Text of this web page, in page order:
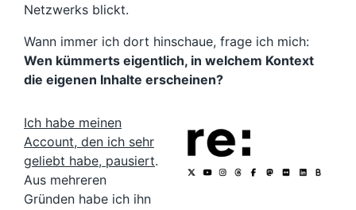
Netzwerks blickt.
Wann immer ich dort hinschaue, frage ich mich:
Wen kümmerts eigentlich, in welchem Kontext
die eigenen Inhalte erscheinen?
Ich habe meinen
Account, den ich sehr
geliebt habe, pausiert.
Aus mehreren
Gründen habe ich ihn